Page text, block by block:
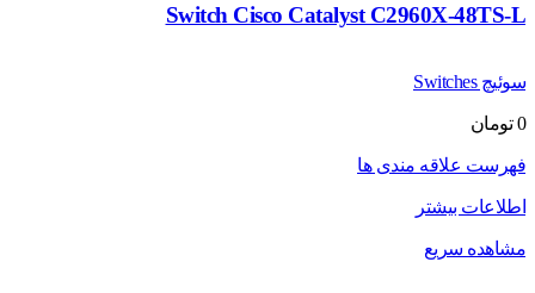
Switch Cisco Catalyst C2960X-48TS-L
سوئیچ Switches
0 تومان
فهرست علاقه مندی ها
اطلاعات بیشتر
مشاهده سریع